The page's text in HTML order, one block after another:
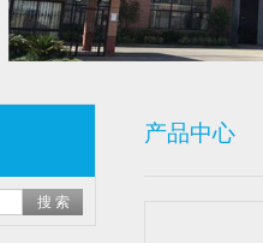
产品中心